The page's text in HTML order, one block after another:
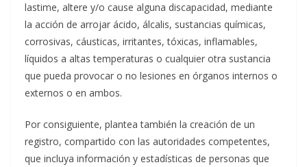
lastime, altere y/o cause alguna discapacidad, mediante
la acción de arrojar ácido, álcalis, sustancias químicas,
corrosivas, cáusticas, irritantes, tóxicas, inflamables,
líquidos a altas temperaturas o cualquier otra sustancia
que pueda provocar o no lesiones en órganos internos o
externos o en ambos.
Por consiguiente, plantea también la creación de un
registro, compartido con las autoridades competentes,
que incluya información y estadísticas de personas que